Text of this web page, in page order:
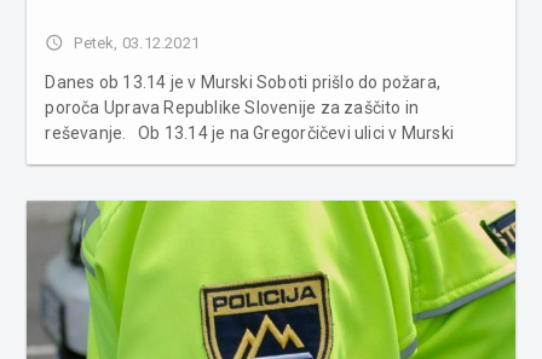
access_time Petek, 03.12.2021
Danes ob 13.14 je v Murski Soboti prišlo do požara,
poroča Uprava Republike Slovenije za zaščito in
reševanje. Ob 13.14 je na Gregorčičevi ulici v Murski
so pogasili ...